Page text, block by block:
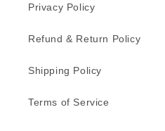
Privacy Policy
Refund & Return Policy
Shipping Policy
Terms of Service